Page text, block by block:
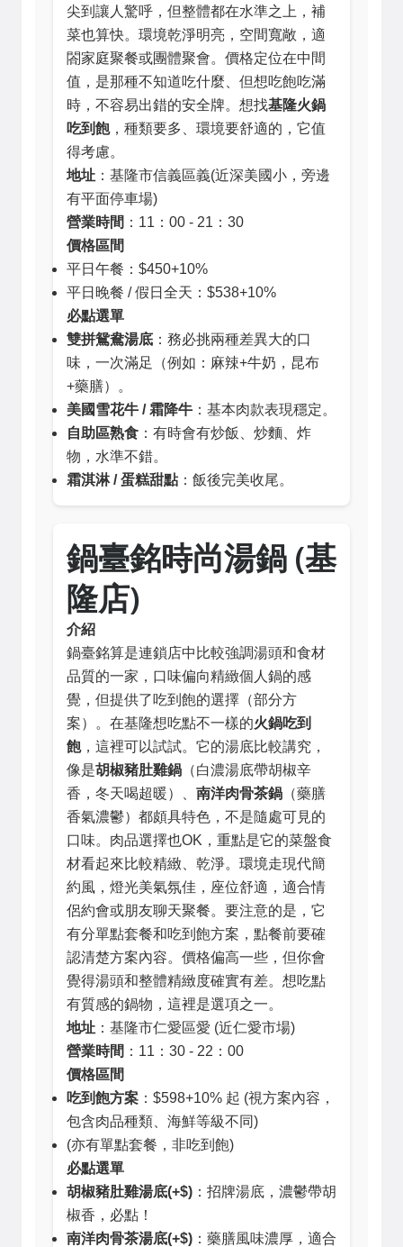
尖到讓人驚呼，但整體都在水準之上，補
菜也算快。環境乾淨明亮，空間寬敞，適
閤家庭聚餐或團體聚會。價格定位在中間
值，是那種不知道吃什麼、但想吃飽吃滿
時，不容易出錯的安全牌。想找基隆火鍋
吃到飽，種類要多、環境要舒適的，它值
得考慮。
地址 ：基隆市信義區義(近深美國小，旁邊
有平面停車場)
營業時間 ：11：00 - 21：30
價格區間
平日午餐：$450+10%
平日晚餐 / 假日全天：$538+10%
必點選單
雙拼鴛鴦湯底 ：務必挑兩種差異大的口
味，一次滿足（例如：麻辣+牛奶，昆布
+藥膳）。
美國雪花牛 / 霜降牛 ：基本肉款表現穩定。
自助區熟食 ：有時會有炒飯、炒麵、炸
物，水準不錯。
霜淇淋 / 蛋糕甜點 ：飯後完美收尾。
鍋臺銘時尚湯鍋 (基
隆店)
介紹
鍋臺銘算是連鎖店中比較強調湯頭和食材
品質的一家，口味偏向精緻個人鍋的感
覺，但提供了吃到飽的選擇（部分方
案）。在基隆想吃點不一樣的火鍋吃到
飽，這裡可以試試。它的湯底比較講究，
像是胡椒豬肚雞鍋 （白濃湯底帶胡椒辛
香，冬天喝超暖）、 南洋肉骨茶鍋 （藥膳
香氣濃鬱）都頗具特色，不是隨處可見的
口味。肉品選擇也OK，重點是它的菜盤食
材看起來比較精緻、乾淨。環境走現代簡
約風，燈光美氣氛佳，座位舒適，適合情
侶約會或朋友聊天聚餐。要注意的是，它
有分單點套餐和吃到飽方案，點餐前要確
認清楚方案內容。價格偏高一些，但你會
覺得湯頭和整體精緻度確實有差。想吃點
有質感的鍋物，這裡是選項之一。
地址 ：基隆市仁愛區愛 (近仁愛市場)
營業時間 ：11：30 - 22：00
價格區間
吃到飽方案 ：$598+10% 起 (視方案內容，
包含肉品種類、海鮮等級不同)
(亦有單點套餐，非吃到飽)
必點選單
胡椒豬肚雞湯底(+$) ：招牌湯底，濃鬱帶胡
椒香，必點！
南洋肉骨茶湯底(+$) ：藥膳風味濃厚，適合